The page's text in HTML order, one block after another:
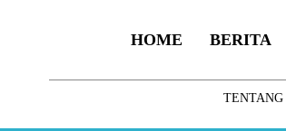
HOME BERITA